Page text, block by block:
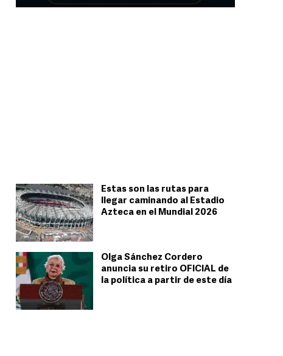
Estas son las rutas para
llegar caminando al Estadio
Azteca en el Mundial 2026
Olga Sánchez Cordero
anuncia su retiro OFICIAL de
la política a partir de este día